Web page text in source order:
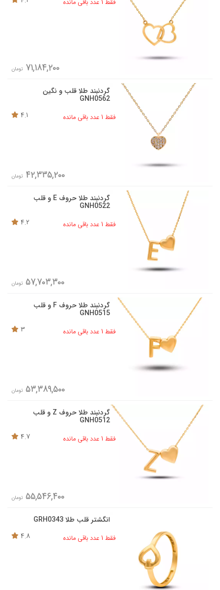
فقط 1 عدد باقی مانده
71,184,200 تومان
گردنبند طلا قلب و نگین
GNH0562
فقط 1 عدد باقی مانده
4.1
42,335,200 تومان
گردنبند طلا حروف E و قلب
GNH0522
فقط 1 عدد باقی مانده
4.2
57,703,300 تومان
گردنبند طلا حروف F و قلب
GNH0515
فقط 1 عدد باقی مانده
3
53,389,500 تومان
گردنبند طلا حروف Z و قلب
GNH0512
فقط 1 عدد باقی مانده
4.7
55,546,400 تومان
انگشتر قلب طلا GRH0343
فقط 1 عدد باقی مانده
4.8